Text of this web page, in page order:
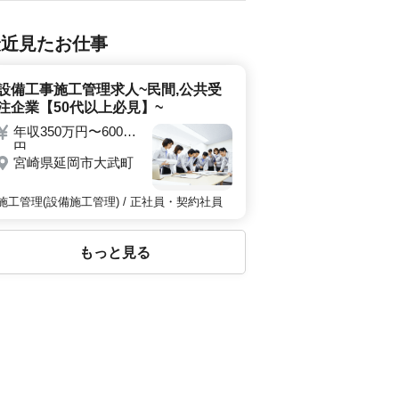
見たお仕事
備工事施工管理求人~民間,公共受
企業【50代以上必見】~
年収350万円〜600万
円
宮崎県延岡市大武町
工管理(設備施工管理) / 正社員・契約社員
もっと見る